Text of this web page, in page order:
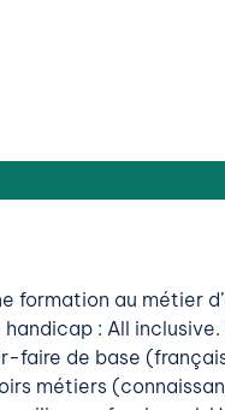
formation au métier
: All inclusive.
faire de base
métiers